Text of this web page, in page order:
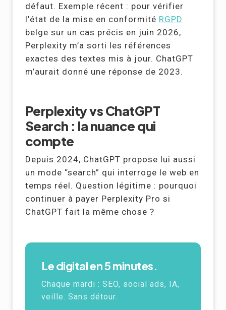
défaut. Exemple récent : pour vérifier
l’état de la mise en conformité RGPD
belge sur un cas précis en juin 2026,
Perplexity m’a sorti les références
exactes des textes mis à jour. ChatGPT
m’aurait donné une réponse de 2023.
Perplexity vs ChatGPT
Search : la nuance qui
compte
Depuis 2024, ChatGPT propose lui aussi
un mode “search” qui interroge le web en
temps réel. Question légitime : pourquoi
continuer à payer Perplexity Pro si
ChatGPT fait la même chose ?
Le digital en 5 minutes.
Chaque mardi : SEO, social ads, IA,
veille. Sans détour.